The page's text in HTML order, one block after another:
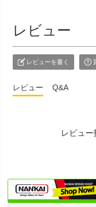
レビュー
レビューを書く
レビュー Q&A
レビュー